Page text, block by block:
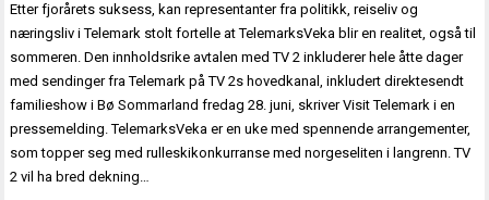
Etter fjorårets suksess, kan representanter fra politikk, reiseliv og
næringsliv i Telemark stolt fortelle at TelemarksVeka blir en realitet, også til
sommeren. Den innholdsrike avtalen med TV 2 inkluderer hele åtte dager
med sendinger fra Telemark på TV 2s hovedkanal, inkludert direktesendt
familieshow i Bø Sommarland fredag 28. juni, skriver Visit Telemark i en
pressemelding. TelemarksVeka er en uke med spennende arrangementer,
som topper seg med rulleskikonkurranse med norgeseliten i langrenn. TV
2 vil ha bred dekning…